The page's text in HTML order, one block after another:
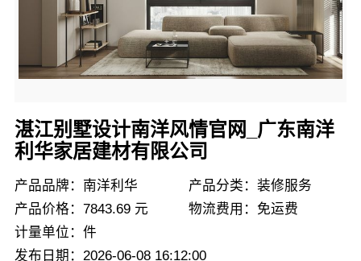
湛江别墅设计南洋风情官网_广东南洋
利华家居建材有限公司
产品品牌：南洋利华
产品分类：装修服务
产品价格：7843.69 元
物流费用：免运费
计量单位：件
发布日期：2026-06-08 16:12:00